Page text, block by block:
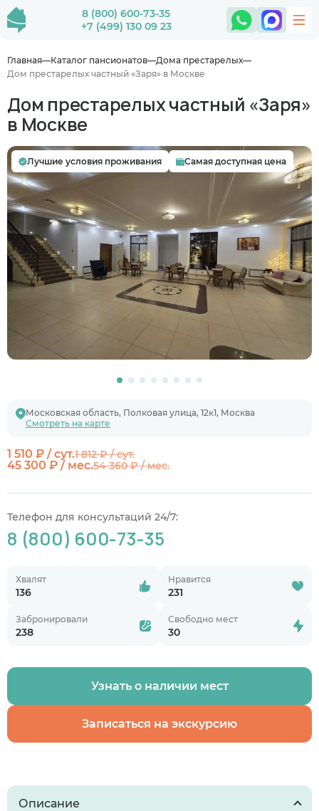
8 (800) 600-73-35
+7 (499) 130 09 23
Главная Каталог пансионатов
Дома престарелых
Дом престарелых частный «Заря» в Москве
Дом престарелых частный «Заря»
в Москве
Московская область, Полковая улица, 12к1, Москва
Смотреть на карте
1 510 ₽ / сут.1 812 ₽ / сут.
45 300 ₽ / мес.54 360 ₽ / мес.
Телефон для консультаций 24/7:
8 (800) 600-73-35
Хвалят
136
Нравится
231
Забронировали
238
Свободно мест
30
Узнать о наличии мест
Записаться на экскурсию
Лучшие условия проживания Самая доступная цена
Описание